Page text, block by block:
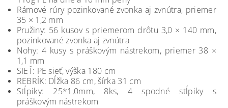
Rámové rúry pozinkované zvonka aj zvnútra, priemer
35 × 1,2 mm
Pružiny: 56 kusov s priemerom drôtu 3,0 × 140 mm,
pozinkované zvonka aj zvnútra
Nohy: 4 kusy s práškovým nástrekom, priemer 38 ×
1,1 mm
SIEŤ: PE sieť, výška 180 cm
REBRÍK: Dĺžka 86 cm, šírka 31 cm
Stĺpiky: 25*1,0mm, 8ks, 4 spodné stĺpiky s
práškovým nástrekom